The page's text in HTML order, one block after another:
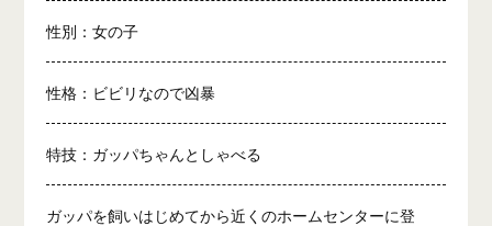
性別：女の子
性格：ビビリなので凶暴
特技：ガッパちゃんとしゃべる
ガッパを飼いはじめてから近くのホームセンターに登